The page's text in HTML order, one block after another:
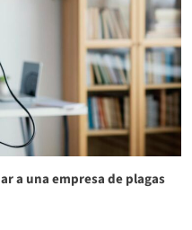
a una empresa de plagas